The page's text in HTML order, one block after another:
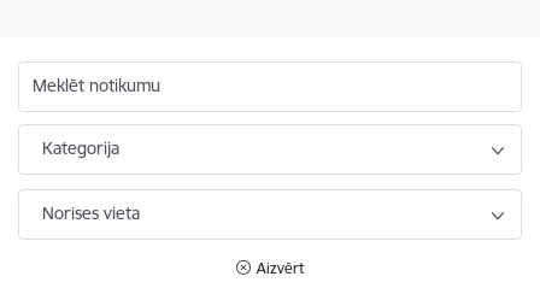
Meklēt notikumu
Kategorija
Norises vieta
Aizvērt